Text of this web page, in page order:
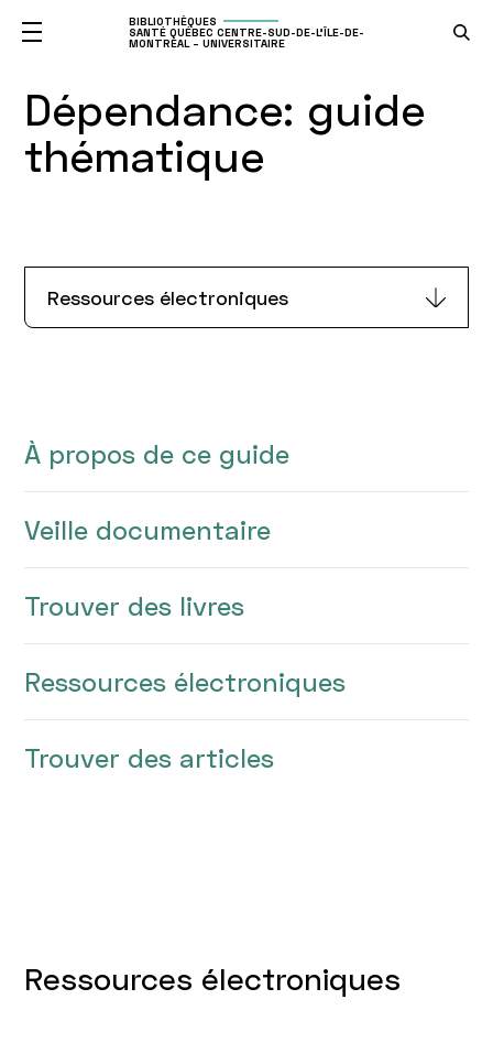
BIBLIOTHÈQUES
SANTÉ QUÉBEC CENTRE-SUD-DE-L'ÎLE-DE-
MONTRÉAL – UNIVERSITAIRE
Dépendance: guide
thématique
Ressources électroniques
À propos de ce guide
Veille documentaire
Trouver des livres
Ressources électroniques
Trouver des articles
Ressources électroniques